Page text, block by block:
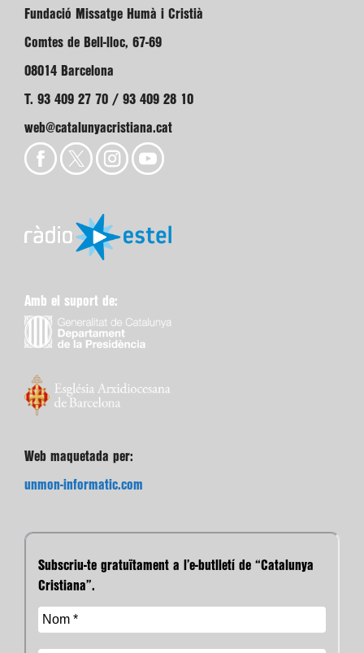
Fundació Missatge Humà i Cristià
Comtes de Bell-lloc, 67-69
08014 Barcelona
T. 93 409 27 70 / 93 409 28 10
web@catalunyacristiana.cat
Amb el suport de:
Web maquetada per:
unmon-informatic.com
Subscriu-te gratuïtament a l’e-butlletí de “Catalunya
Cristiana”.